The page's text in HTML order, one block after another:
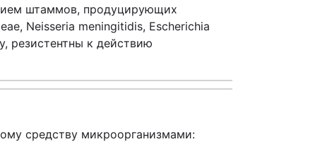
штаммов, продуцирующих
Neisseria meningitidis, Escherichia
резистентны к действию
средству микроорганизмами: